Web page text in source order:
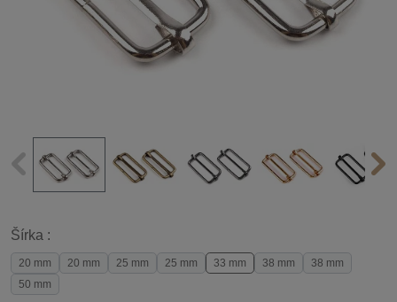
Šírka :
20 mm 20 mm 25 mm 25 mm 33 mm 38 mm
38 mm
50 mm